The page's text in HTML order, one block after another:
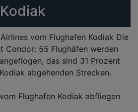
vom Flughafen Kodiak Die
Condor: 55 Flughäfen werden
das sind 31 Prozent
abgehenden Strecken.
Flughafen Kodiak abfliegen